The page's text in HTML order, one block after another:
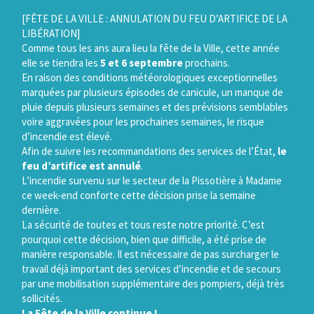
[FÊTE DE LA VILLE : ANNULATION DU FEU D’ARTIFICE DE LA
LIBÉRATION]
Comme tous les ans aura lieu la fête de la Ville, cette année
elle se tiendra les 5 et 6 septembreprochains.
En raison des conditions météorologiques exceptionnelles
marquées par plusieurs épisodes de canicule, un manque de
pluie depuis plusieurs semaines et des prévisions semblables
voire aggravées pour les prochaines semaines, le risque
d’incendie est élevé.
Afin de suivre les recommandations des services de l’État, le
feu d’artifice est annulé.
L’incendie survenu sur le secteur de la Pissotière à Madame
ce week-end conforte cette décision prise la semaine
dernière.
La sécurité de toutes et tous reste notre priorité. C’est
pourquoi cette décision, bien que difficile, a été prise de
manière responsable. Il est nécessaire de pas surcharger le
travail déjà important des services d’incendie et de secours
par une mobilisation supplémentaire des pompiers, déjà très
sollicités.